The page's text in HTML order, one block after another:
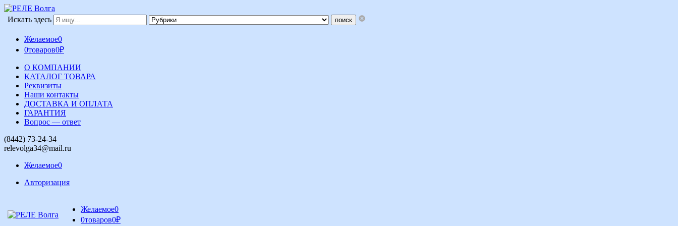
Искать здесь
Желаемое0
0товаров0₽
О КОМПАНИИ
КАТАЛОГ ТОВАРА
Реквизиты
Наши контакты
ДОСТАВКА И ОПЛАТА
ГАРАНТИЯ
Вопрос — ответ
(8442) 73-24-34
relevolga34@mail.ru
Желаемое0
Авторизация
Желаемое0
0товаров0₽